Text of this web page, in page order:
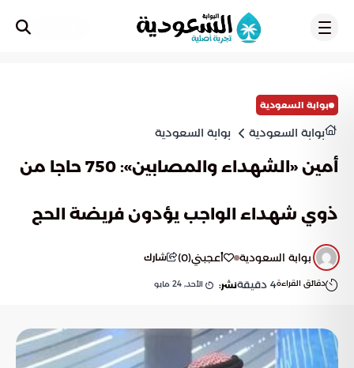
بوابة السعودية
بوابة السعودية بوابة السعودية
أمين «الشهداء والمصابين»: 750 حاجا من
ذوي شهداء الواجب يؤدون فريضة الحج
بوابة السعودية أعجبني(
0
) شارك
دقائق القراءة4 دقيقةنشر: الأحد, 24 مايو